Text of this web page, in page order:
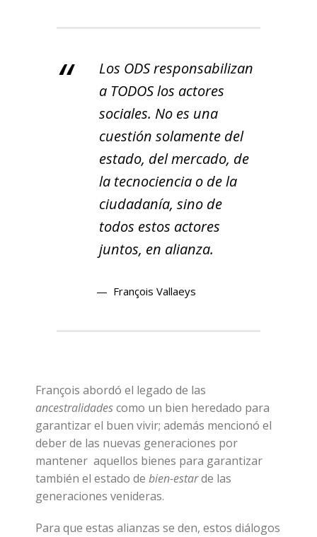
Los ODS responsabilizan
a TODOS los actores
sociales. No es una
cuestión solamente del
estado, del mercado, de
la tecnociencia o de la
ciudadanía, sino de
todos estos actores
juntos, en alianza.
François Vallaeys
François abordó el legado de las
ancestralidadescomo un bien heredado para
garantizar el buen vivir; además mencionó el
deber de las nuevas generaciones por
mantener aquellos bienes para garantizar
también el estado de bien-estarde las
generaciones venideras.
Para que estas alianzas se den, estos diálogos